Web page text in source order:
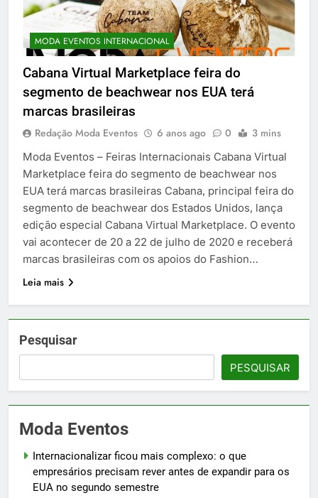
MODA EVENTOS INTERNACIONAL
Cabana Virtual Marketplace feira do
segmento de beachwear nos EUA terá
marcas brasileiras
Redação Moda Eventos 6 anos ago 0 3 mins
Moda Eventos – Feiras Internacionais Cabana Virtual
Marketplace feira do segmento de beachwear nos
EUA terá marcas brasileiras Cabana, principal feira do
segmento de beachwear dos Estados Unidos, lança
edição especial Cabana Virtual Marketplace. O evento
vai acontecer de 20 a 22 de julho de 2020 e receberá
marcas brasileiras com os apoios do Fashion…
Leia mais
Pesquisar
PESQUISAR
Moda Eventos
Internacionalizar ficou mais complexo: o que
empresários precisam rever antes de expandir para os
EUA no segundo semestre